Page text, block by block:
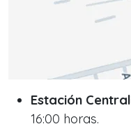
Estación Central
16:00 horas.